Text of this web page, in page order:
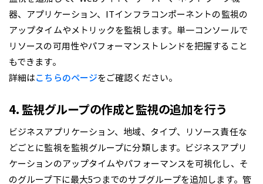
器、アプリケーション、ITインフラコンポーネントの監視の
アップタイムやメトリックを監視します。単一コンソールで
リソースの可用性やパフォーマンストレンドを把握すること
もできます。
詳細はこちらのページをご確認ください。
4. 監視グループの作成と監視の追加を行う
ビジネスアプリケーション、地域、タイプ、リソース責任な
どごとに監視を監視グループに分類します。ビジネスアプリ
ケーションのアップタイムやパフォーマンスを可視化し、そ
のグループ下に最大5つまでのサブグループを追加します。管